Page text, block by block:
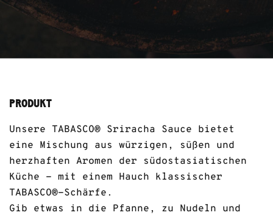
PRODUKT
Unsere TABASCO® Sriracha Sauce bietet
eine Mischung aus würzigen, süßen und
herzhaften Aromen der südostasiatischen
Küche - mit einem Hauch klassischer
TABASCO®-Schärfe.
Gib etwas in die Pfanne, zu Nudeln und